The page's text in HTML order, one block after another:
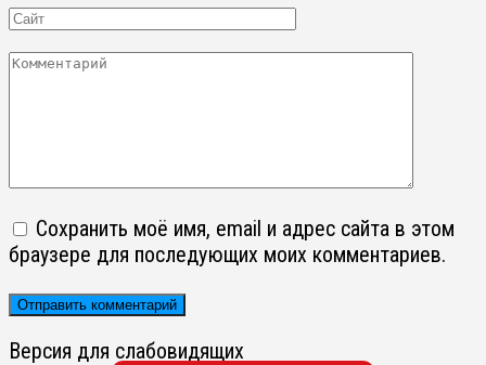
Сайт
Комментарий
Сохранить моё имя, email и адрес сайта в этом
браузере для последующих моих комментариев.
Версия для слабовидящих